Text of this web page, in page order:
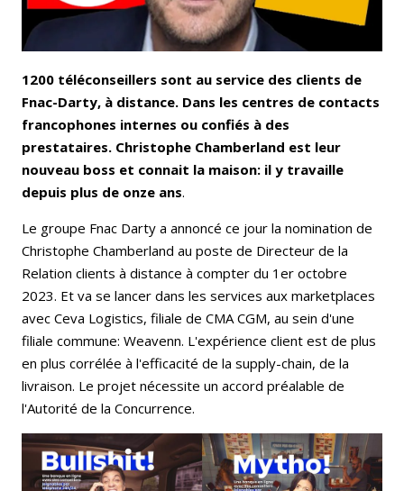
1200 téléconseillers sont au service des clients de
Fnac-Darty, à distance. Dans les centres de contacts
francophones internes ou confiés à des
prestataires. Christophe Chamberland est leur
nouveau boss et connait la maison: il y travaille
depuis plus de onze ans.
Le groupe Fnac Darty a annoncé ce jour la nomination de
Christophe Chamberland au poste de Directeur de la
Relation clients à distance à compter du 1er octobre
2023. Et va se lancer dans les services aux marketplaces
avec Ceva Logistics, filiale de CMA CGM, au sein d'une
filiale commune: Weavenn. L'expérience client est de plus
en plus corrélée à l'efficacité de la supply-chain, de la
livraison. Le projet nécessite un accord préalable de
l'Autorité de la Concurrence.